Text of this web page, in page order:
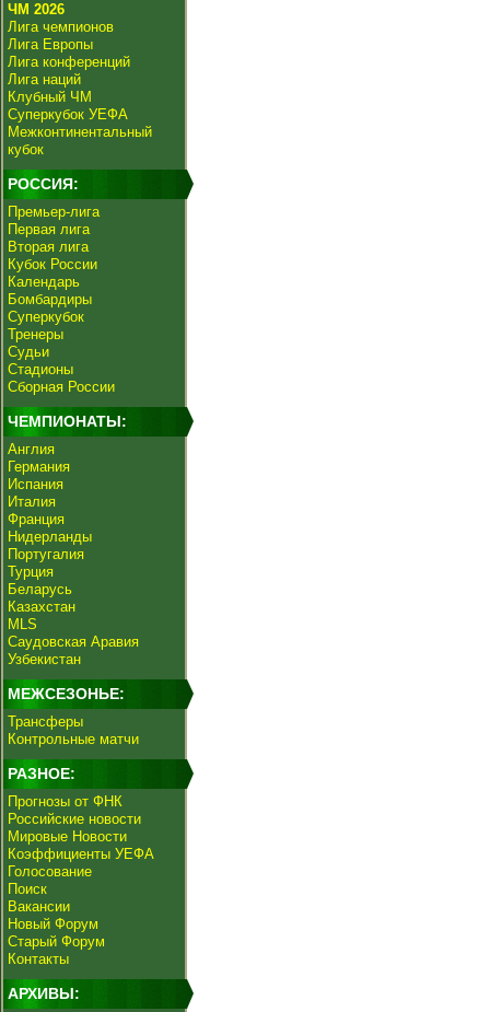
ЧМ 2026
Лига чемпионов
Лига Европы
Лига конференций
Лига наций
Клубный ЧМ
Суперкубок УЕФА
Межконтинентальный
кубок
РОССИЯ:
Премьер-лига
Первая лига
Вторая лига
Кубок России
Календарь
Бомбардиры
Суперкубок
Тренеры
Судьи
Стадионы
Сборная России
ЧЕМПИОНАТЫ:
Англия
Германия
Испания
Италия
Франция
Нидерланды
Португалия
Турция
Беларусь
Казахстан
MLS
Саудовская Аравия
Узбекистан
МЕЖСЕЗОНЬЕ:
Трансферы
Контрольные матчи
РАЗНОЕ:
Прогнозы от ФНК
Российские новости
Мировые Новости
Коэффициенты УЕФА
Голосование
Поиск
Вакансии
Новый Форум
Старый Форум
Контакты
АРХИВЫ: